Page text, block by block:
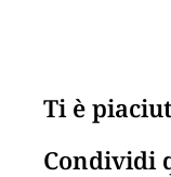
Ti è
Condividi